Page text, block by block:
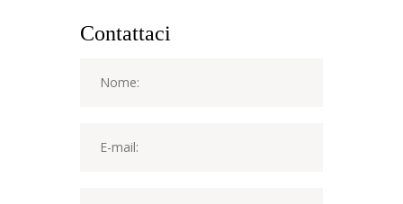
Contattaci